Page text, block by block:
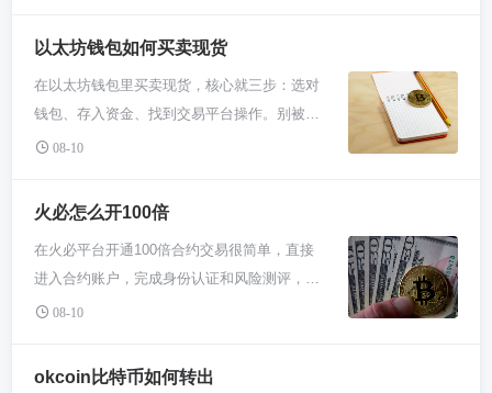
瞄着的稍微低一点点。限价卖就是你自己定个
价格挂出去，比如比特币现在6万，你觉得能
涨到6万2，那就挂6万2卖，等市场价格涨到这
只卖一部分。价格和数量确认无误后，点那
个“卖出”按钮。搞定之后，这笔卖单会出现在
你的订单历史里。钱不会立刻到你法币账户，
而是变成USDT等稳定币回到你的交易钱包。
链上的BEP-20代币，都有对应的区块链浏览
到正确的浏览器网址（这个很关键，别进钓鱼
网站），把你存ABC币的那个钱包地址粘贴进
去，敲下回车，你的余额、每笔进账出账的历
上链查，谁都说不了谎。 当然，对新手来说，
可能觉得区块链浏览器界面有点复杂，全是代
码和哈希值。那更省事儿的方法就是用你存放
接显示余额。要是你的ABC币放在像必安、欧
注其当前流动性、项目进展和整体市场趋势，
历史最低价不代表未来还能买到。 咱们得先搞
懂，你问“最低多少”是啥心态。是不是想着抄
个历史大底？我跟你讲，币圈这种历史最低
的价格，是项目刚起步，没几个人知道，市场
表，那根针探到最底下的价格，往往就是一瞬
间的事，流动性极差，可能就几美元的交易
量，普通人根本抓不住。所以别老做梦能买到
现在活得好不好。BCX这个项目本身有没有在
以太坊钱包如何买卖现货
在以太坊钱包里买卖现货，核心就三步：选对
钱包、存入资金、找到交易平台操作。别被复
杂概念吓到，其实和用手机银行转账、购物差
MetaMask或交易所自带钱包。这就像你的数
字货币银行卡，装资产用的。重点来了，一定
要记好那串助记词，打死别告诉任何人。没了
它，钱包里的钱可就真找不回了。钱包准备好
币USDT。可以从必安这类大交易所买点
08-10
火必怎么开100倍
在火必平台开通100倍合约交易很简单，直接
进入合约账户，完成身份认证和风险测评，选
择USDT或币本位合约，调整杠杆倍数至100倍
08-10
okcoin比特币如何转出